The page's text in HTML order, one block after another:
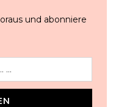
und abonniere